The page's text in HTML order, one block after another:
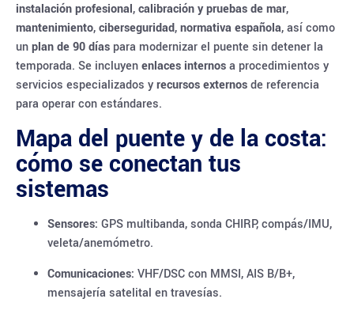
instalación profesional,calibración y pruebas de mar,
mantenimiento,ciberseguridad,normativa española, así como
unplan de 90 días para modernizar el puente sin detener la
temporada. Se incluyenenlaces internosa procedimientos y
servicios especializados yrecursos externosde referencia
para operar con estándares.
Mapa del puente y de la costa:
cómo se conectan tus
sistemas
Sensores: GPS multibanda, sonda CHIRP, compás/IMU,
veleta/anemómetro.
Comunicaciones: VHF/DSC con MMSI, AIS B/B+,
mensajería satelital en travesías.